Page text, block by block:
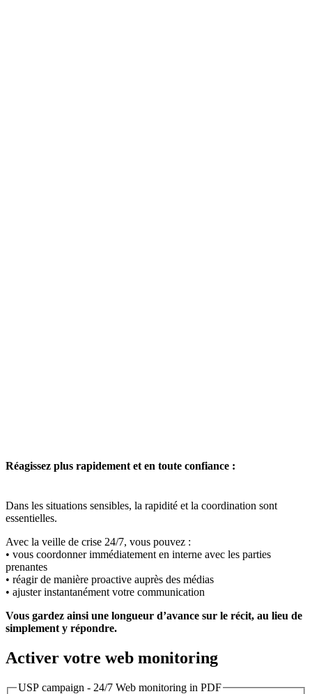
Réagissez plus rapidement et en toute confiance :
Dans les situations sensibles, la rapidité et la coordination sont
essentielles.
Avec la veille de crise 24/7, vous pouvez :
• vous coordonner immédiatement en interne avec les parties
prenantes
• réagir de manière proactive auprès des médias
• ajuster instantanément votre communication
Vous gardez ainsi une longueur d’avance sur le récit, au lieu de
simplement y répondre.
Activer votre web monitoring
USP campaign - 24/7 Web monitoring in PDF